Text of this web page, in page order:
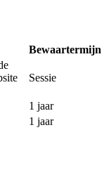
Bewaartermijn
Sessie
1 jaar
1 jaar